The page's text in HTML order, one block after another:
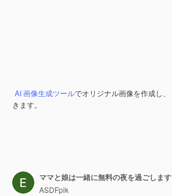
AI 画像生成ツールでオリジナル画像を作成し、
きます。
ママと娘は一緒に無料の夜を過ごします
ASDFpik